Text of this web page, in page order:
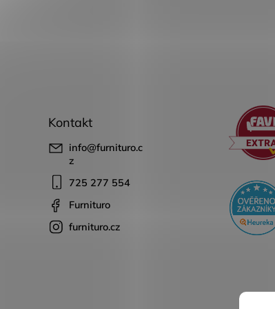
Kontakt
info@furnituro.c
z
725 277 554
Furnituro
furnituro.cz